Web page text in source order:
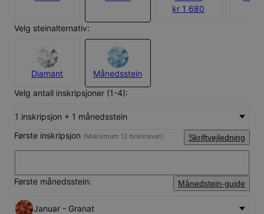
kr 1 680
Velg steinalternativ:
Diamant
Månedsstein
Velg antall inskripsjoner (1-4):
1 inskripsjon + 1 månedsstein
Første inskripsjon (Maksimum 12 bokstaver): Skriftvejledning
Første månedsstein: Månedstein-guide
Januar - Granat